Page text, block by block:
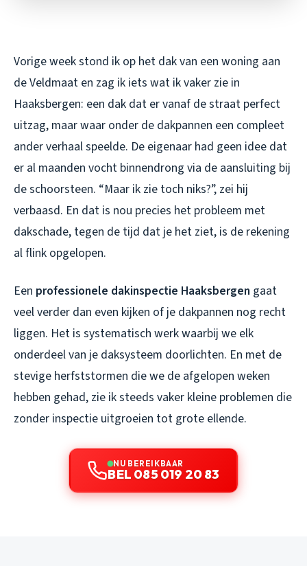
Vorige week stond ik op het dak van een woning aan
de Veldmaat en zag ik iets wat ik vaker zie in
Haaksbergen: een dak dat er vanaf de straat perfect
uitzag, maar waar onder de dakpannen een compleet
ander verhaal speelde. De eigenaar had geen idee dat
er al maanden vocht binnendrong via de aansluiting bij
de schoorsteen. “Maar ik zie toch niks?”, zei hij
verbaasd. En dat is nou precies het probleem met
dakschade, tegen de tijd dat je het ziet, is de rekening
al flink opgelopen.
Een professionele dakinspectie Haaksbergen gaat
veel verder dan even kijken of je dakpannen nog recht
liggen. Het is systematisch werk waarbij we elk
onderdeel van je daksysteem doorlichten. En met de
stevige herfststormen die we de afgelopen weken
hebben gehad, zie ik steeds vaker kleine problemen die
zonder inspectie uitgroeien tot grote ellende.
NU BEREIKBAAR
BEL 085 019 20 83